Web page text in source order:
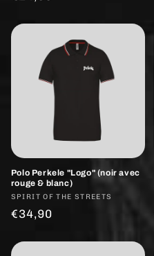
Polo Perkele "Logo" (noir avec
rouge & blanc)
Fournisseur :
SPIRIT OF THE STREETS
Prix
€34,90